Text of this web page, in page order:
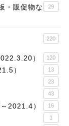
・販促物な
29
220
） 120
） 13
23
43
2021.4） 16
1